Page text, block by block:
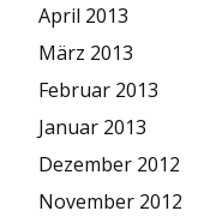
April 2013
März 2013
Februar 2013
Januar 2013
Dezember 2012
November 2012